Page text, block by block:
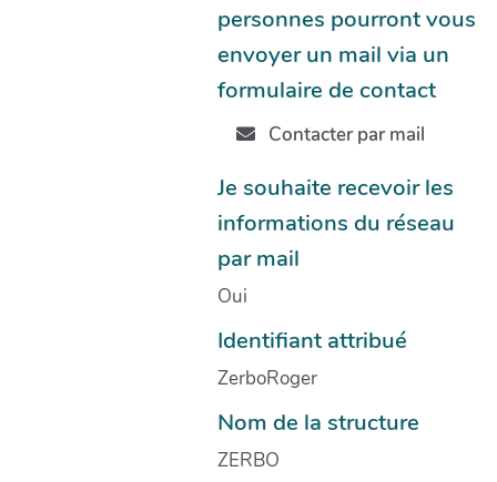
personnes pourront vous
envoyer un mail via un
formulaire de contact
Contacter par mail
Je souhaite recevoir les
informations du réseau
par mail
Oui
Identifiant attribué
ZerboRoger
Nom de la structure
ZERBO